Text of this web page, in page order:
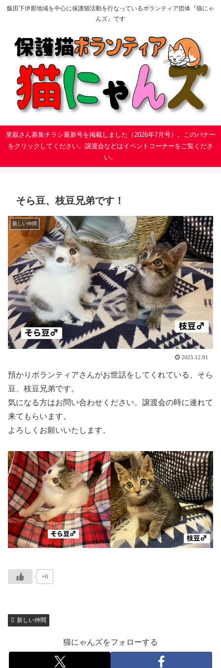
飯田下伊那地域を中心に保護猫活動を行なっているボランティア団体『猫にゃ
んズ』です
里親さん募集チラシ最新号を掲載しました（2026年7月号）。このバナー
をクリックしてください。譲渡会などはイベントコーナーをご覧くださ
い。
そら豆、枝豆兄弟です！
新しい仲間
2025.12.01
預かりボランティアさんがお世話をしてくれている、そら
豆、枝豆兄弟です。
気になる方はお問い合わせください。譲渡会の時に連れて
来てもらいます。
よろしくお願いいたします。
+6
新しい仲間
猫にゃんズをフォローする